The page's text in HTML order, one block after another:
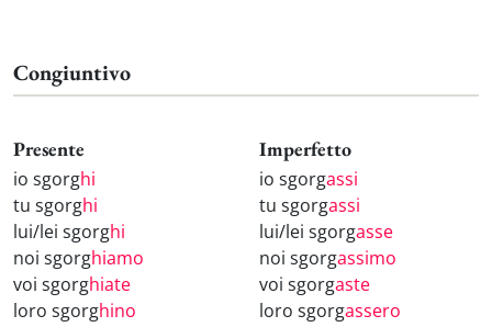
Congiuntivo
Presente
io sgorghi
tu sgorghi
lui/lei sgorghi
noi sgorghiamo
voi sgorghiate
loro sgorghino
Imperfetto
io sgorgassi
tu sgorgassi
lui/lei sgorgasse
noi sgorgassimo
voi sgorgaste
loro sgorgassero